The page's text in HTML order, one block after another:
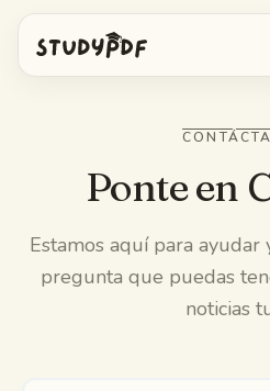
Iniciar
Funciones
Pregúntale a Bo
Herramientas gratis
Ponte en
Estamos aquí para
pregunta que puedas
noticias